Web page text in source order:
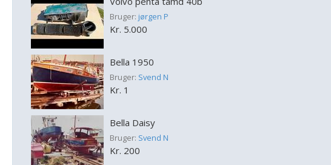
Bruger: jørgen P
Kr. 5.000
Bella 1950
Bruger: Svend N
Kr. 1
Bella Daisy
Bruger: Svend N
Kr. 200